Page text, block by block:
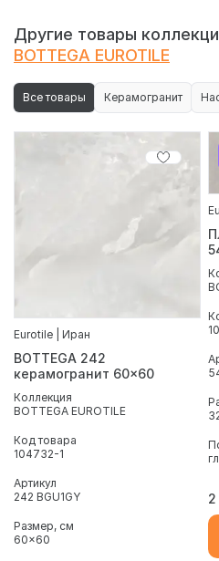
Другие товары
BOTTEGA EUROTILE
Все товары Керамогранит
Eurotile | Иран
BOTTEGA 242
керамогранит 60x60
Коллекция
BOTTEGA EUROTILE
Код товара
104732-1
Артикул
242 BGU1GY
Размер, см
60x60